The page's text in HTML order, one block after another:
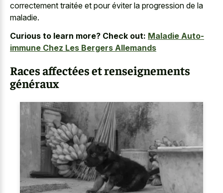
correctement traitée et pour éviter la progression de la
maladie.
Curious to learn more? Check out: Maladie Auto-
immune Chez Les Bergers Allemands
Races affectées et renseignements
généraux